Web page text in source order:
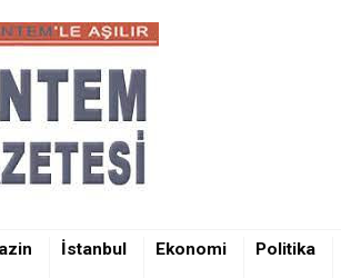
İstanbul Ekonomi Politika